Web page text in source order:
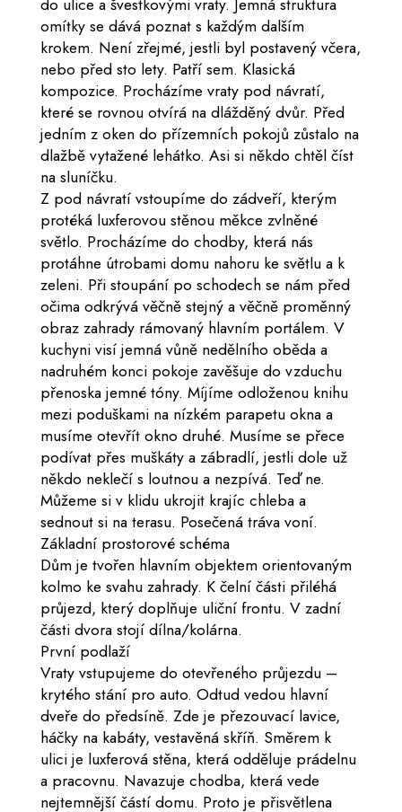
omítky se dává poznat s každým dalším
krokem. Není zřejmé, jestli byl postavený včera,
nebo před sto lety. Patří sem. Klasická
kompozice. Procházíme vraty pod návratí,
které se rovnou otvírá na dlážděný dvůr. Před
jedním z oken do přízemních pokojů zůstalo na
dlažbě vytažené lehátko. Asi si někdo chtěl číst
na sluníčku.
Z pod návratí vstoupíme do zádveří, kterým
protéká luxferovou stěnou měkce zvlněné
světlo. Procházíme do chodby, která nás
protáhne útrobami domu nahoru ke světlu a k
zeleni. Při stoupání po schodech se nám před
očima odkrývá věčně stejný a věčně proměnný
obraz zahrady rámovaný hlavním portálem. V
kuchyni visí jemná vůně nedělního oběda a
nadruhém konci pokoje zavěšuje do vzduchu
přenoska jemné tóny. Míjíme odloženou knihu
mezi poduškami na nízkém parapetu okna a
musíme otevřít okno druhé. Musíme se přece
podívat přes muškáty a zábradlí, jestli dole už
někdo neklečí s loutnou a nezpívá. Teď ne.
Můžeme si v klidu ukrojit krajíc chleba a
sednout si na terasu. Posečená tráva voní.
Základní prostorové schéma
Dům je tvořen hlavním objektem orientovaným
kolmo ke svahu zahrady. K čelní části přiléhá
průjezd, který doplňuje uliční frontu. V zadní
části dvora stojí dílna/kolárna.
První podlaží
Vraty vstupujeme do otevřeného průjezdu –
krytého stání pro auto. Odtud vedou hlavní
dveře do předsíně. Zde je přezouvací lavice,
háčky na kabáty, vestavěná skříň. Směrem k
ulici je luxferová stěna, která odděluje prádelnu
a pracovnu. Navazuje chodba, která vede
nejtemnější částí domu. Proto je přisvětlena